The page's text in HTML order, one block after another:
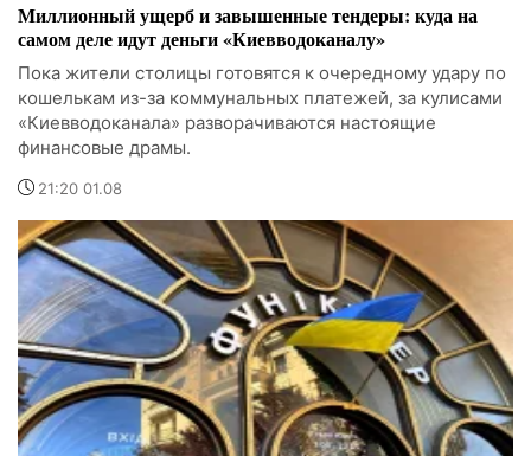
Миллионный ущерб и завышенные тендеры: куда на
самом деле идут деньги «Киевводоканалу»
Пока жители столицы готовятся к очередному удару по
кошелькам из-за коммунальных платежей, за кулисами
«Киевводоканала» разворачиваются настоящие
финансовые драмы.
21:20 01.08